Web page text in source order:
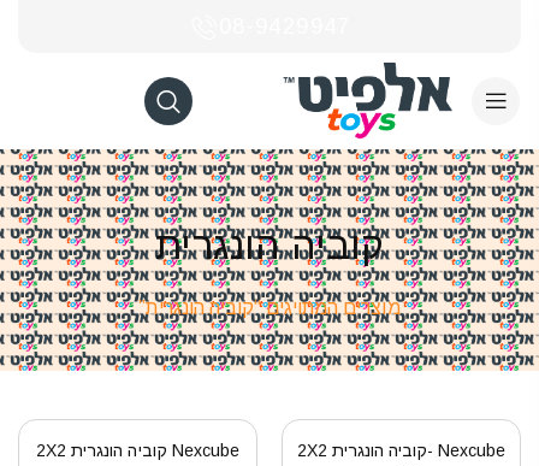
קוביה הונגרית
מוצרים המתויגים “קוביה הונגרית”
Nexcube -קוביה הונגרית 2X2
Nexcube קוביה הונגרית 2X2